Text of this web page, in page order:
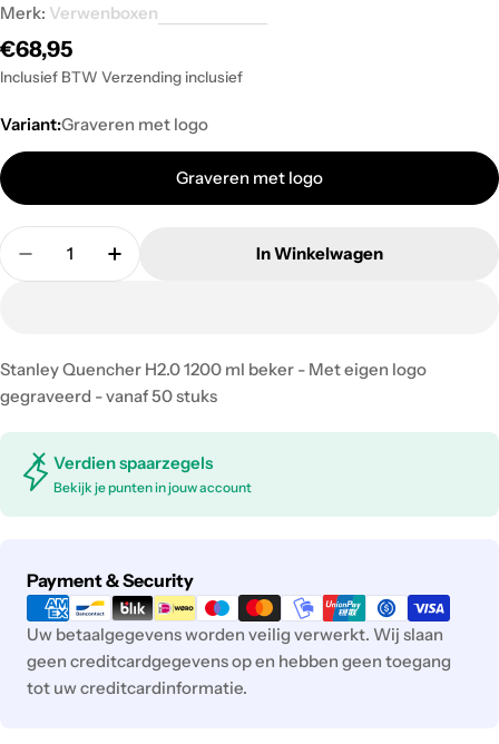
Merk: Verwenboxen
Regular
price
€68,95
Inclusief BTW Verzending inclusief
Variant:Graveren met logo
Graveren met logo
Quantity
Decrease Quantity For Stanley Quencher H2.0
Increase Quantity For Stanley Quencher
In Winkelwagen
Stanley Quencher H2.0 1200 ml beker - Met eigen logo
gegraveerd - vanaf 50 stuks
Verdien spaarzegels
Bekijk je punten in jouw account
Payment & Security
Payment
methods
Uw betaalgegevens worden veilig verwerkt. Wij slaan
geen creditcardgegevens op en hebben geen toegang
tot uw creditcardinformatie.